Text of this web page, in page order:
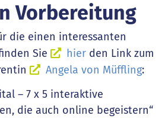
Vorbereitung
die einen interessanten
Sie
hier den Link zum
Angela von Müffling:
– 7 x 5 interaktive
die auch online begeistern“